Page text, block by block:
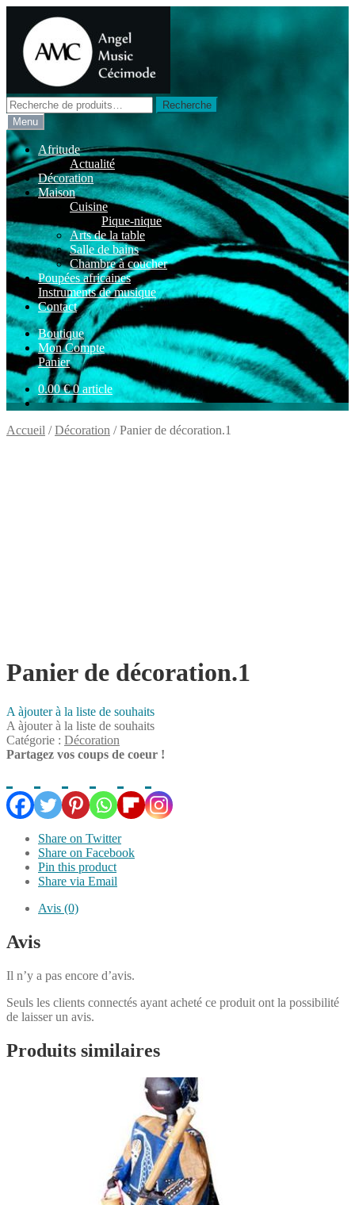
navigation
contenu
Recherche
pour :
Recherche
Menu
Afritude
Actualité
Décoration
Maison
Cuisine
Pique-nique
Arts de la table
Salle de bains
Chambre à coucher
Poupées africaines
Instruments de musique
Contact
Boutique
Mon Compte
Panier
0.00€ 0 article
Accueil /Décoration /Panier de décoration.1
Panier de décoration.1
A àjouter à la liste de souhaits
A àjouter à la liste de souhaits
Catégorie : Décoration
Partagez vos coups de coeur !
Share on Twitter
Share on Facebook
Pin this product
Share via Email
Avis (0)
Avis
Il n’y a pas encore d’avis.
Seuls les clients connectés ayant acheté ce produit ont la possibilité
de laisser un avis.
Produits similaires